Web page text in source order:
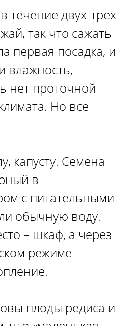
течение двух-трех
так что сажать
первая посадка, и
влажность,
нет проточной
Но все
капусту. Семена
в
с питательными
обычную воду.
– шкаф, а через
режиме
плоды редиса и